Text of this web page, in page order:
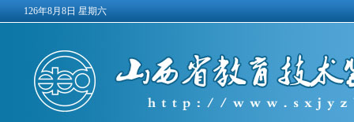
126年8月8日 星期六